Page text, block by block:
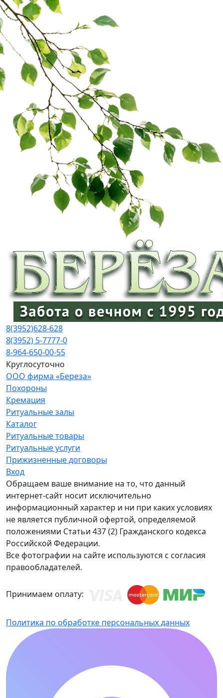
8(3952)628-628
8(3952) 5-7777-0
8-964-650-00-55
Круглосуточно
ООО фирма «Береза»
Похороны
Кремация
Ритуальные залы
Каталог
Ритуальные товары
Ритуальные услуги
Прижизненные договоры
Вход
Обращаем ваше внимание на то, что данный
интернет-сайт носит исключительно
информационный характер и ни при каких условиях
не является публичной офертой, определяемой
положениями Статьи 437 (2) Гражданского кодекса
Российской Федерации.
Все фотографии на сайте используются с согласия
правообладателей.
Принимаем оплату:
Политика по обработке персональных данных